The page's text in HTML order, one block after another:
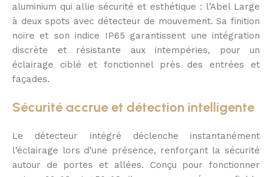
aluminium qui allie sécurité et esthétique : l’Abel Large
à deux spots avec détecteur de mouvement. Sa finition
noire et son indice IP65 garantissent une intégration
discrète et résistante aux intempéries, pour un
éclairage ciblé et fonctionnel près des entrées et
façades.
Sécurité accrue et détection intelligente
Le détecteur intégré déclenche instantanément
l’éclairage lors d’une présence, renforçant la sécurité
autour de portes et allées. Conçu pour fonctionner